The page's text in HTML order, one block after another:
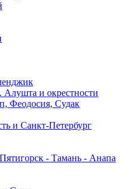
Алушта и окрестности
Феодосия, Судак
и Санкт-Петербург
- Тамань - Анапа